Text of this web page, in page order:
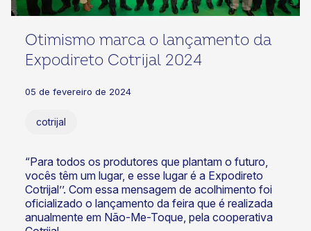
Otimismo marca o lançamento da
Expodireto Cotrijal 2024
05 de fevereiro de 2024
cotrijal
“Para todos os produtores que plantam o futuro,
vocês têm um lugar, e esse lugar é a Expodireto
Cotrijal’’. Com essa mensagem de acolhimento foi
oficializado o lançamento da feira que é realizada
anualmente em Não-Me-Toque, pela cooperativa